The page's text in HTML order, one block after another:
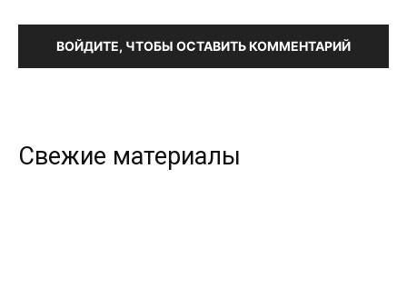
ВОЙДИТЕ, ЧТОБЫ ОСТАВИТЬ КОММЕНТАРИЙ
Свежие материалы